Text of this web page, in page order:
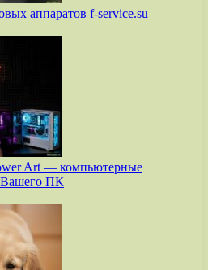
аппаратов f-service.su
Art — компьютерные
Вашего ПК